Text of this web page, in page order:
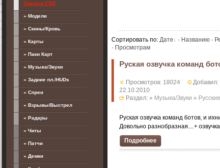
Сортировать по: Дате · Названию ·
· Просмотрам
Руская озвучка команд
Просмотров: 18024
Добавил:
22.10.2010
Раздел: » Музыка/Звуки »
Руская озвучка команд ботов, и
Довольно разнобразная....+
Подробнее
Скачать CSS
» Модели
» Скины/Кровь
» Карты
» Паки Карт
» Музыка/Звуки
» Задние пл./HUDs
» Спреи
» Взрывы/Выстрел
» Радары
» Читы
» Патчи
» Демки